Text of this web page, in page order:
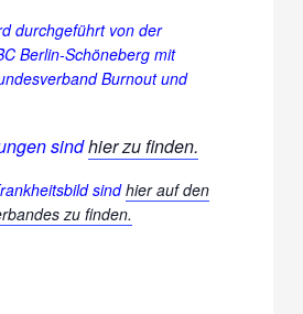
durchgeführt von der
Berlin-Schöneberg mit
Burnout und
sindhier zu finden.
sindhier auf den
zu finden.